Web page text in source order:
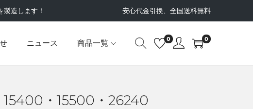
造します！ 安心代金引換、全国送料無料
ニュース 商品一覧 0 0
・15500・26240